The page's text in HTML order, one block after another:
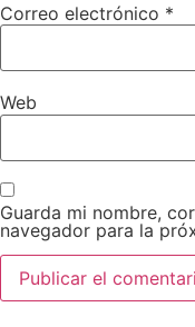
Correo electrónico *
Web
Guarda mi nombre,
navegador para la